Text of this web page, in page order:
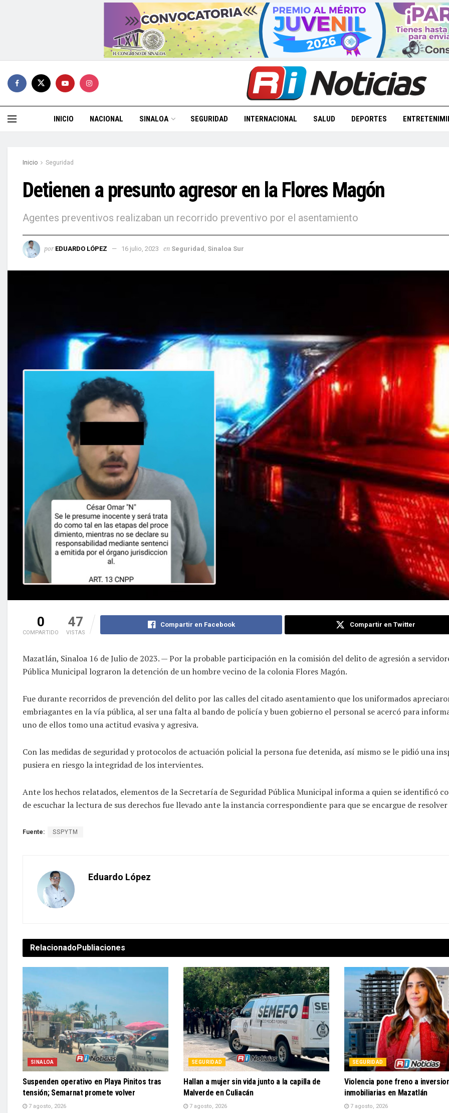
INICIO NACIONAL SINALOA SEGURIDAD INTERNACIONAL SALUD DEPORTES
Inicio Seguridad
Detienen a presunto agresor en la Flores Magón
Agentes preventivos realizaban un recorrido preventivo por el asentamiento
por EDUARDO LÓPEZ 16 julio, 2023 en Seguridad Sinaloa Sur
0
COMPARTIDO
47
VISTAS
Compartir en Facebook Compartir en Twitter
Mazatlán, Sinaloa 16 de Julio de 2023. — Por la probable participación en la comisión del delito de agresión a
Pública Municipal lograron la detención de un hombre vecino de la colonia Flores Magón.
Fue durante recorridos de prevención del delito por las calles del citado asentamiento que los uniformados
embriagantes en la vía pública, al ser una falta al bando de policía y buen gobierno el personal se acercó para
uno de ellos tomo una actitud evasiva y agresiva.
Con las medidas de seguridad y protocolos de actuación policial la persona fue detenida, así mismo se le pidió una
pusiera en riesgo la integridad de los intervientes.
Ante los hechos relatados, elementos de la Secretaría de Seguridad Pública Municipal informa a quien se identificó
de escuchar la lectura de sus derechos fue llevado ante la instancia correspondiente para que se encargue de
Fuente: SSPYTM
Eduardo López
RelacionadoPubliaciones
SINALOA
Suspenden operativo en Playa Pinitos tras
tensión; Semarnat promete volver
7 agosto, 2026
SEGURIDAD
Hallan a mujer sin vida junto a la capilla de
Malverde en Culiacán
7 agosto, 2026
SEGURIDAD
Violencia pone freno a
inmobiliarias en Mazatlán
7 agosto, 2026